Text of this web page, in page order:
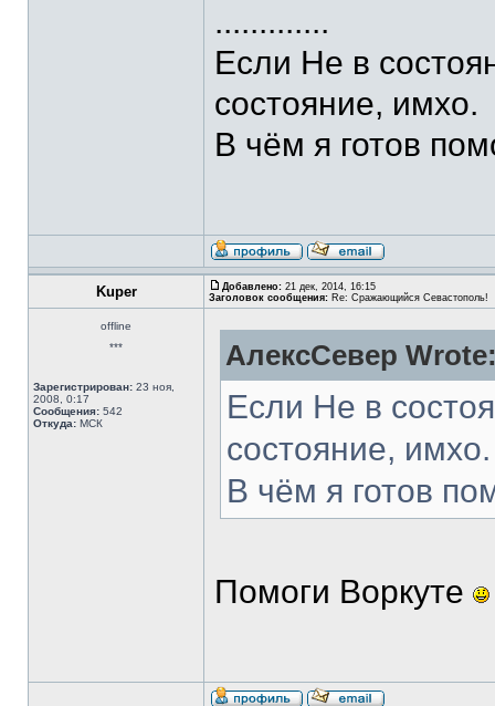
.............
Если Не в
состояние, имхо.
В чём я готов
Kuper Добавлено: 21 дек, 2014, 16:15
Заголовок сообщения: Re: Сражающийся Севастополь!
offline
***
Зарегистрирован: 23 ноя,
2008, 0:17
Сообщения: 542
Откуда: МСК
АлексСевер
Если Не в
состояние, имхо.
В чём я готов
Помоги Воркуте